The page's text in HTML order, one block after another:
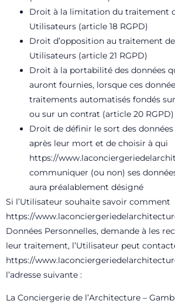
Droit à la limitation du traitement
Utilisateurs (article 18 RGPD)
Droit d’opposition au traitement
Utilisateurs (article 21 RGPD)
Droit à la portabilité des données
auront fournies, lorsque ces
traitements automatisés fondés
ou sur un contrat (article 20 RGPD)
Droit de définir le sort des
après leur mort et de choisir à qui
https://
communiquer (ou non) ses
aura préalablement désigné
Si l’Utilisateur souhaite savoir comment
https://
Données Personnelles, demande à les
leur traitement, l’Utilisateur peut
https://
l’adresse suivante :
La Conciergerie de l’Architecture –